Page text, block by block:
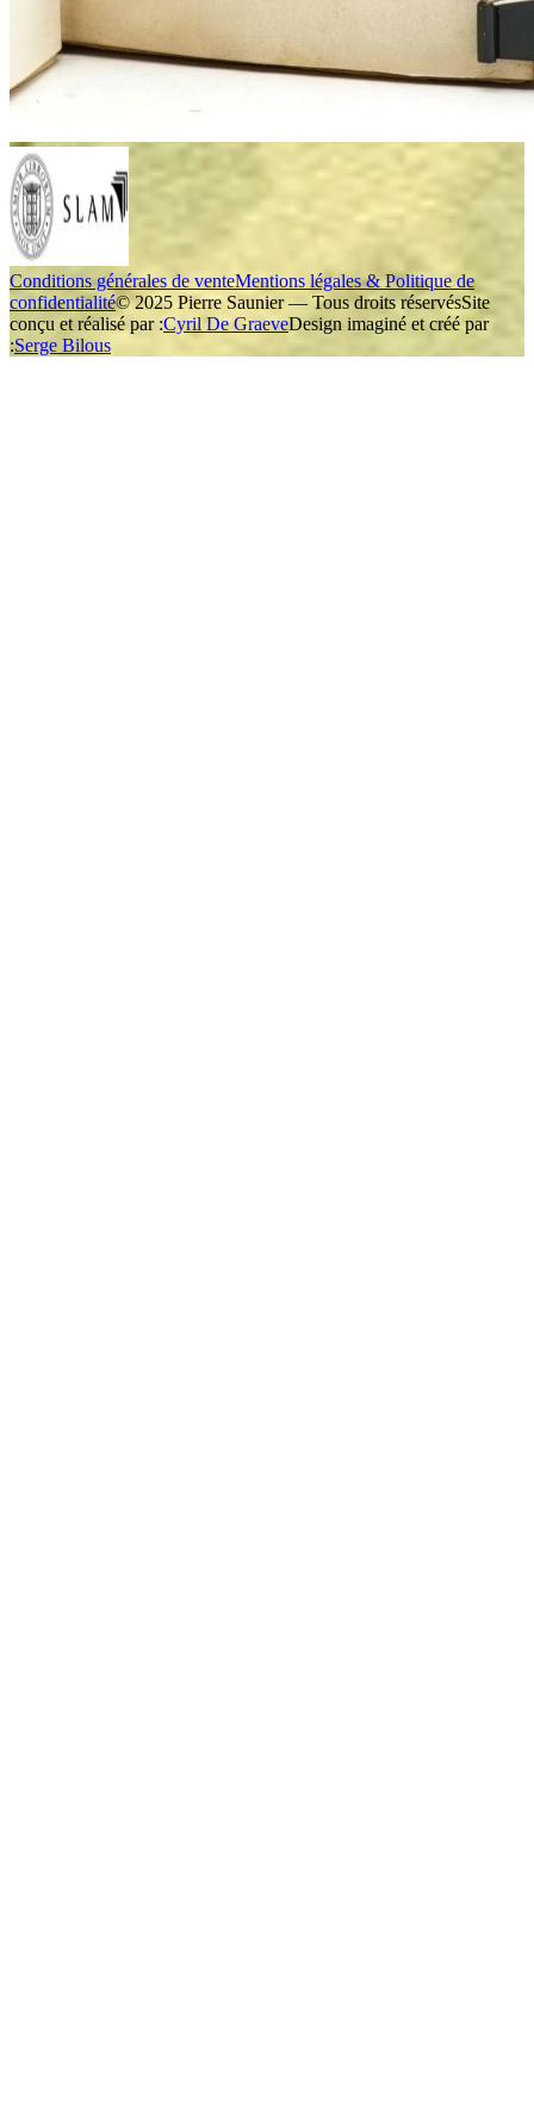
Conditions générales de venteMentions légales & Politique de
confidentialité© 2025 Pierre Saunier — Tous droits réservésSite
conçu et réalisé par :Cyril De GraeveDesign imaginé et créé par
:Serge Bilous